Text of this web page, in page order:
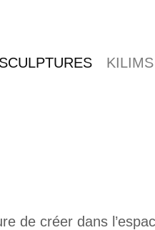
SCULPTURES KILIMS
de créer dans